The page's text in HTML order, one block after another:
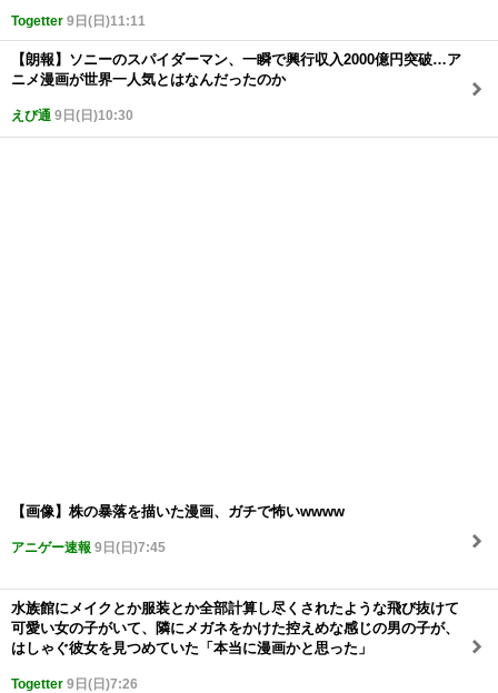
Togetter 9日(日)11:11
【朗報】ソニーのスパイダーマン、一瞬で興行収入2000億円突破…ア
ニメ漫画が世界一人気とはなんだったのか
えび通 9日(日)10:30
【画像】株の暴落を描いた漫画、ガチで怖いwwww
アニゲー速報 9日(日)7:45
水族館にメイクとか服装とか全部計算し尽くされたような飛び抜けて
可愛い女の子がいて、隣にメガネをかけた控えめな感じの男の子が、
はしゃぐ彼女を見つめていた「本当に漫画かと思った」
Togetter 9日(日)7:26